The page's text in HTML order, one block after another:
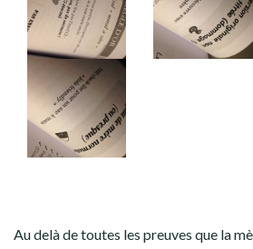
Au delà de toutes les preuves que la